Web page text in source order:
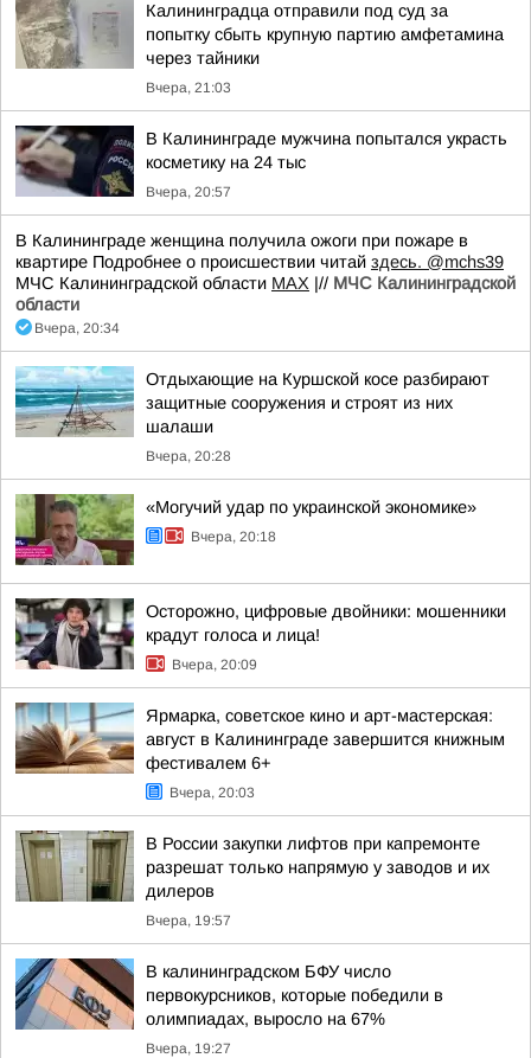
Калининградца отправили под суд за
попытку сбыть крупную партию амфетамина
через тайники
Вчера, 21:03
В Калининграде мужчина попытался украсть
косметику на 24 тыс
Вчера, 20:57
В Калининграде женщина получила ожоги при пожаре в
квартире Подробнее о происшествии читай здесь. @mchs39
МЧС Калининградской области MAX |// МЧС Калининградской
области
Вчера, 20:34
Отдыхающие на Куршской косе разбирают
защитные сооружения и строят из них
шалаши
Вчера, 20:28
«Могучий удар по украинской экономике»
Вчера, 20:18
Осторожно, цифровые двойники: мошенники
крадут голоса и лица!
Вчера, 20:09
Ярмарка, советское кино и арт-мастерская:
август в Калининграде завершится книжным
фестивалем 6+
Вчера, 20:03
В России закупки лифтов при капремонте
разрешат только напрямую у заводов и их
дилеров
Вчера, 19:57
В калининградском БФУ число
первокурсников, которые победили в
олимпиадах, выросло на 67%
Вчера, 19:27